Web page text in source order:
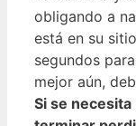
obligando a
está en su
segundos
mejor aún,
Si se